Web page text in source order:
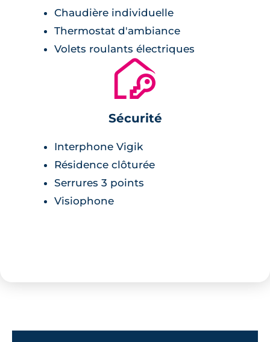
Chaudière individuelle
Thermostat d'ambiance
Volets roulants électriques
🔐
Sécurité
Interphone Vigik
Résidence clôturée
Serrures 3 points
Visiophone